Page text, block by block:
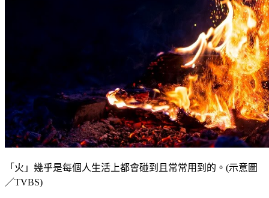
／TVBS)